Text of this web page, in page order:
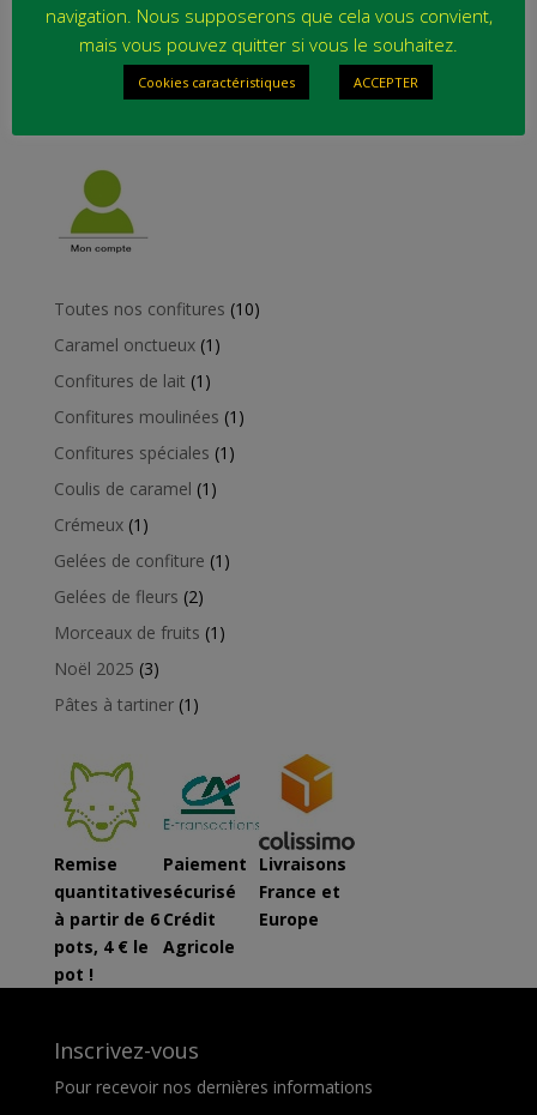
Toutes nos confitures 1010
Caramel onctueux 1 1
Confitures de lait 1 1
produit
Confitures moulinées 1 1
Confitures spéciales 1 1
Coulis de caramel 1 1
Crémeux 1 1
produit
Gelées de confiture 1 1
Gelées de fleurs 22
produits
Morceaux de fruits 1 1
Noël 2025 33
produits
Pâtes à tartiner 1 1
Remise
quantitative
à partir de 6
pots, 4 € le
pot !
Paiement
sécurisé
Crédit
Agricole
Livraisons
France et
Europe
Inscrivez-vous
Pour recevoir nos dernières informations
navigation. Nous supposerons que cela vous convient,
mais vous pouvez quitter si vous le souhaitez.
Cookies caractéristiques ACCEPTER